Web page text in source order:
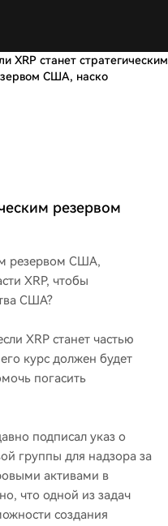
XRP станет стратегическим
США, наско
резервом
резервом США,
XRP, чтобы
США?
XRP станет частью
курс должен будет
погасить
подписал указ о
группы для надзора за
активами в
что одной из задач
создания